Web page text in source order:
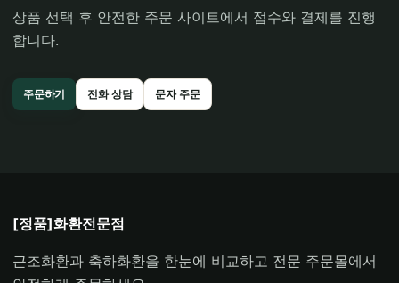
상품 선택 후 안전한 주문 사이트에서 접수와 결제를 진행
합니다.
주문하기 전화 상담 문자 주문
[정품]화환전문점
근조화환과 축하화환을 한눈에 비교하고 전문 주문몰에서